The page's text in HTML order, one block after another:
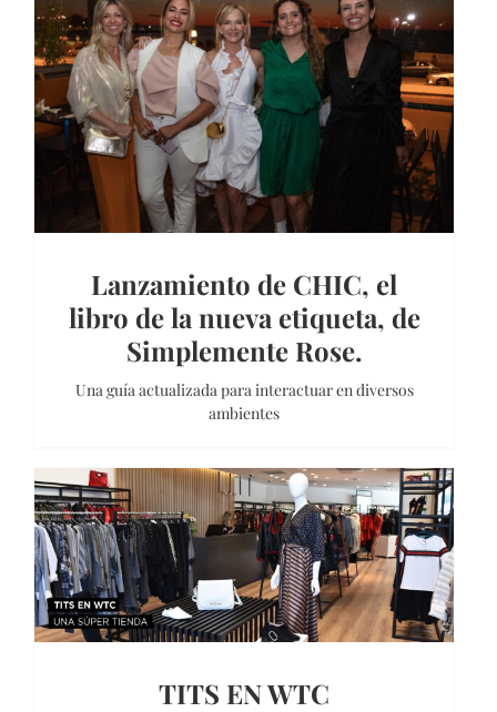
Lanzamiento de CHIC, el
libro de la nueva etiqueta, de
Simplemente Rose.
Una guía actualizada para interactuar en diversos
ambientes
TITS EN WTC